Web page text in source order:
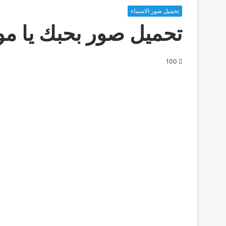
تحميل صور الاسماء
تحميل صور بحبك يا
100